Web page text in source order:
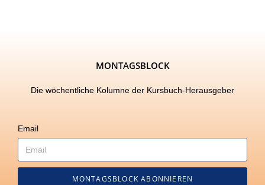
MONTAGSBLOCK
Die wöchentliche Kolumne der Kursbuch-Herausgeber
Email
MONTAGSBLOCK ABONNIEREN